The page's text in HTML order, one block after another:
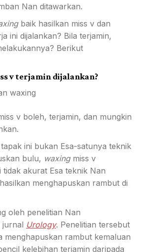
Nan ditawarkan.
baik hasilkan miss v dan
ini dijalankan? Bila terjamin,
Berikut
v terjamin dijalankan?
v boleh, terjamin, dan mungkin
ini bukan Esa-satunya teknik
bulu, waxing miss v
tidak akurat Esa teknik Nan
menghapuskan rambut di
oleh penelitian Nan
jurnal Urology. Penelitian tersebut
menghapuskan rambut kemaluan
kelebihan terjamin daripada